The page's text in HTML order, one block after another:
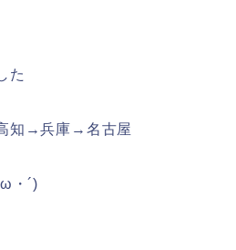
た
知→兵庫→名古屋
・´)